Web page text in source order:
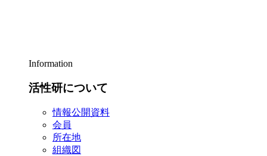
Information
活性研について
情報公開資料
会員
所在地
組織図